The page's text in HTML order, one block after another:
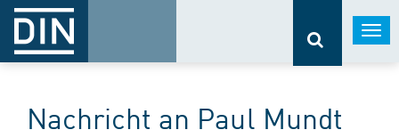
Nachricht an Paul Mundt